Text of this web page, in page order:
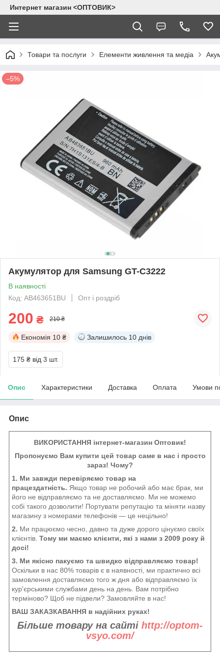
Интернет магазин <ОПТОВИК>
Товари та послуги Елементи живлення та медіа
–5%
Акумулятор для Samsung GT-C3222
В наявності
Код: AB463651BU
Опт і роздріб
200 ₴ 210 ₴
Економія 10 ₴ Залишилось 10 днів
175 ₴ від 3 шт.
Опис Характеристики Доставка Оплата Умови
Опис
ВИКОРИСТАННЯ інтернет-магазин Оптовик!
Пропонуємо Вам купити цей товар саме в нас і просто
зараз! Чому?
1. Ми завжди перевіряємо товар на
працездатність. Якщо товар не робочий або має брак, ми
його не відправляємо та не доставляємо. Ми не можемо
собі такого дозволити! Портувати репутацію та міняти назву
магазину з номерами телефонів — це нецільно!
2. Ми працюємо чесно, давно та дуже дорого цінуємо своїх
клієнтів. Тому ми маємо клієнти, які з нами з 2009 року й
досі!
3. Ми якісно пакуємо та швидко відправляємо товар!
Оскільки в нас 80% товарів є в наявності, ми практично всі
замовлення доставляємо того ж дня або відправляємо їх
кур'єрськими службами день на день. Вам потрібно
терміново? Щоб не підвели? Замовляйте в нас!
ВАШ ЗАКАЗКАВАННЯ в надійних руках!
Більше товару на сайті http://optom-
vsyo.com/